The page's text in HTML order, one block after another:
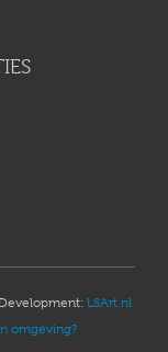
LSArt.nl
omgeving?